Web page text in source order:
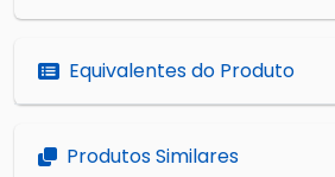
Equivalentes do Produto
Produtos Similares